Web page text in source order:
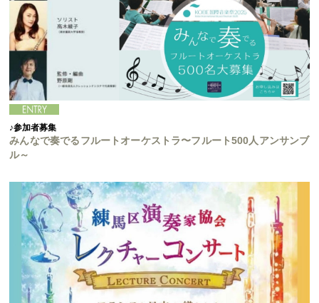
♪参加者募集
みんなで奏でるフルートオーケストラ〜フルート500人アンサンブ
ル～